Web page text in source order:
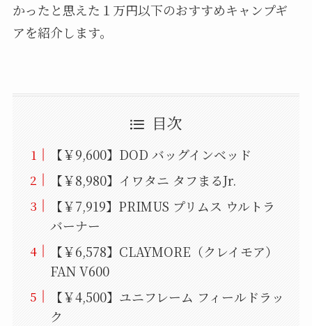
かったと思えた１万円以下のおすすめキャンプギ
アを紹介します。
目次
【￥9,600】DOD バッグインベッド
【￥8,980】イワタニ タフまるJr.
【￥7,919】PRIMUS プリムス ウルトラ
バーナー
【￥6,578】CLAYMORE（クレイモア）
FAN V600
【￥4,500】ユニフレーム フィールドラッ
ク